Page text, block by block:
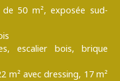
50 m², exposée sud-
escalier bois, brique
m² avec dressing, 17 m²